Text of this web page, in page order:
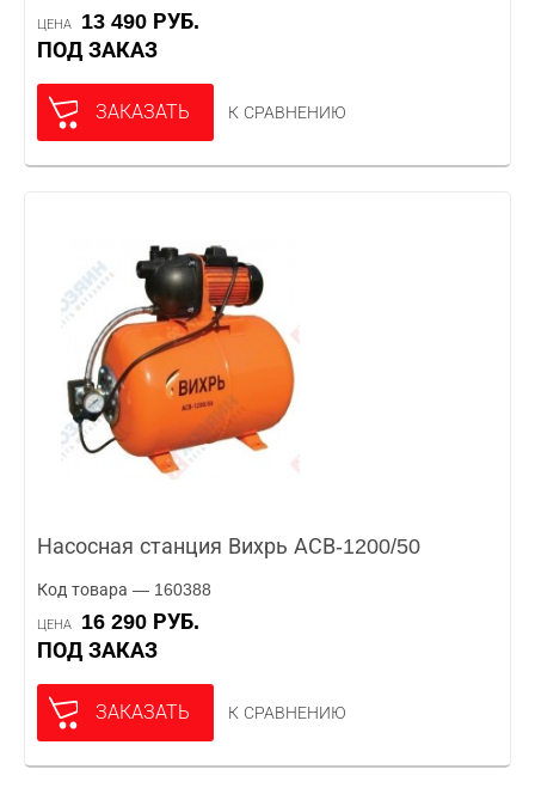
ЦЕНА
13 490 РУБ.
ПОД ЗАКАЗ
ЗАКАЗАТЬ К СРАВНЕНИЮ
Насосная станция Вихрь АСВ-1200/50
Код товара — 160388
ЦЕНА
16 290 РУБ.
ПОД ЗАКАЗ
ЗАКАЗАТЬ К СРАВНЕНИЮ